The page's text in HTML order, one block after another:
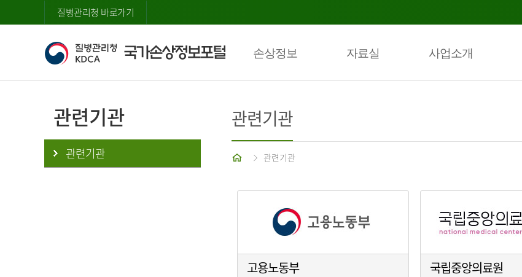
질병관리청 바로가기
손상정보 자료실 사업소개
관련기관
관련기관
관련기관
홈 관련기관
고용노동부 국립중앙의료원